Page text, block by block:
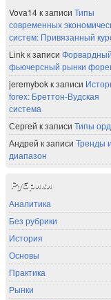
Vova14к записи Типы
современных
систем: Привязанный
Linkк записи
фьючерсный рынки
jeremybokк записи
forex: Бреттон-Вудская
система
Сергей к записи Типы
Андрей к записи Тренды
диапазон
Рубрики
Аналитика
Без рубрики
История
Основы
Практика
Рынки